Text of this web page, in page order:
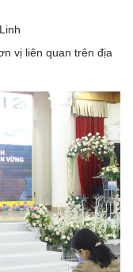
vị liên quan trên địa